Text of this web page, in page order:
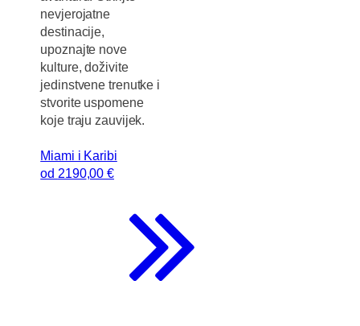
nevjerojatne
destinacije,
upoznajte nove
kulture, doživite
jedinstvene trenutke i
stvorite uspomene
koje traju zauvijek.
Miami i Karibi
od 2190,00 €